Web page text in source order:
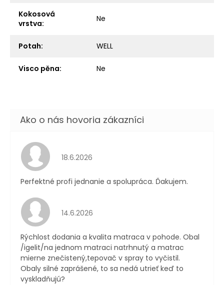
Kokosová
vrstva: Ne
Potah: WELL
Visco pěna: Ne
Hodnotenie obchodu je 5 z 5 hviezdičiek.
18.6.2026
Perfektné profi jednanie a spolupráca. Ďakujem.
Hodnotenie obchodu je 4 z 5 hviezdičiek.
14.6.2026
Rýchlost dodania a kvalita matraca v pohode. Obal
/igelit/na jednom matraci natrhnutý a matrac
mierne znečistený,tepovač v spray to vyčistil.
Obaly silné zaprášené, to sa nedá utrieť keď to
vyskladňujú?